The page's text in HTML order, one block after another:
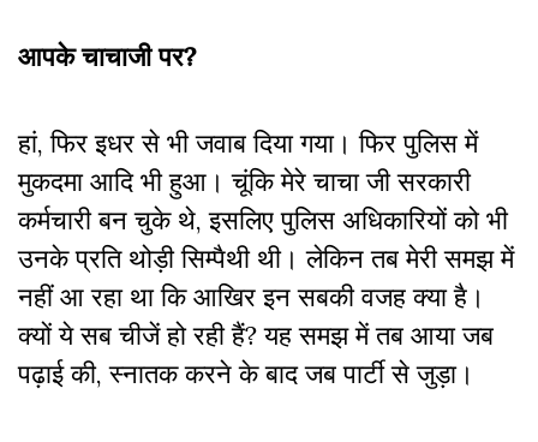
आपके चाचाजी पर?
हां, फिर इधर से भी जवाब दिया गया। फिर पुलिस में
मुकदमा आदि भी हुआ। चूंकि मेरे चाचा जी सरकारी
कर्मचारी बन चुके थे, इसलिए पुलिस अधिकारियों को भी
उनके प्रति थोड़ी सिम्पैथी थी। लेकिन तब मेरी समझ में
नहीं आ रहा था कि आखिर इन सबकी वजह क्या है।
क्यों ये सब चीजें हो रही हैं? यह समझ में तब आया जब
पढ़ाई की, स्नातक करने के बाद जब पार्टी से जुड़ा।